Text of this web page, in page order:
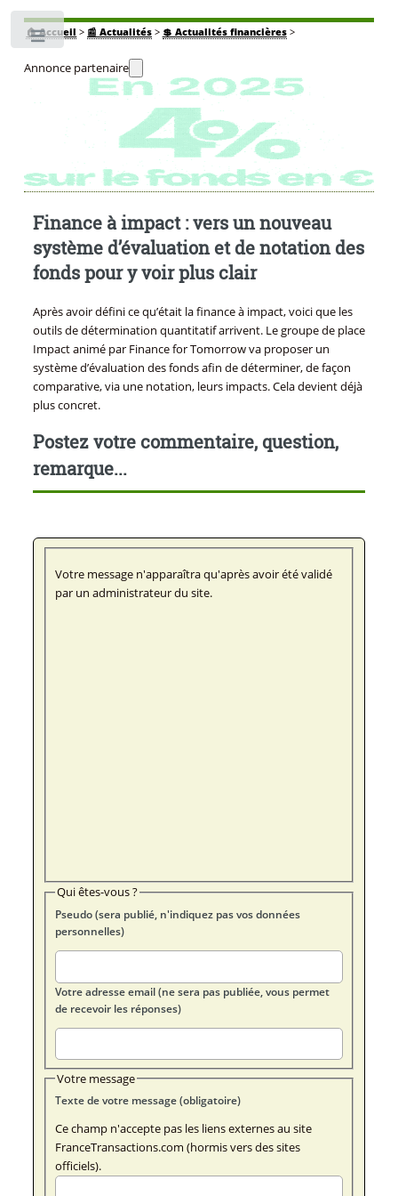
🏠Accueil > 📰 Actualités> 💲 Actualités financières>
Annonce partenaire
Finance à impact : vers un nouveau
système d’évaluation et de notation des
fonds pour y voir plus clair
Après avoir défini ce qu’était la finance à impact, voici que les
outils de détermination quantitatif arrivent. Le groupe de place
Impact animé par Finance for Tomorrow va proposer un
système d’évaluation des fonds afin de déterminer, de façon
comparative, via une notation, leurs impacts. Cela devient déjà
plus concret.
Postez votre commentaire, question,
remarque...
Votre message n'apparaîtra qu'après avoir été validé
par un administrateur du site.
Qui êtes-vous ?
Pseudo (sera publié, n'indiquez pas vos données
personnelles)
Votre adresse email (ne sera pas publiée, vous permet
de recevoir les réponses)
Votre message
Texte de votre message (obligatoire)
Ce champ n'accepte pas les liens externes au site
FranceTransactions.com (hormis vers des sites
officiels).
Toggle